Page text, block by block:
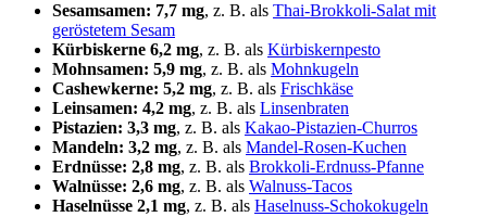
Sesamsamen: 7,7 mg, z. B. als Thai-Brokkoli-Salat mit
geröstetem Sesam
Kürbiskerne 6,2 mg, z. B. als Kürbiskernpesto
Mohnsamen: 5,9 mg, z. B. als Mohnkugeln
Cashewkerne: 5,2 mg, z. B. als Frischkäse
Leinsamen: 4,2 mg, z. B. als Linsenbraten
Pistazien: 3,3 mg, z. B. als Kakao-Pistazien-Churros
Mandeln: 3,2 mg, z. B. als Mandel-Rosen-Kuchen
Erdnüsse: 2,8 mg, z. B. als Brokkoli-Erdnuss-Pfanne
Walnüsse: 2,6 mg, z. B. als Walnuss-Tacos
Haselnüsse 2,1 mg, z. B. als Haselnuss-Schokokugeln